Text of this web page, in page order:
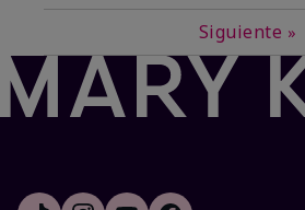
Siguiente »